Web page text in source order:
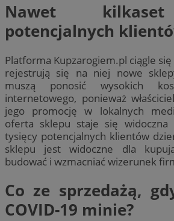
Nawet
potencjalnych
Platforma Kupzarogiem.pl ciągle
rejestrują się na niej nowe
muszą ponosić wysokich
internetowego, ponieważ
jego promocję w lokalnych
oferta sklepu staje się
tysięcy potencjalnych klientów
sklepu jest widoczne dla
budować i wzmacniać wizerunek
Co ze sprzedażą,
COVID-19 minie?